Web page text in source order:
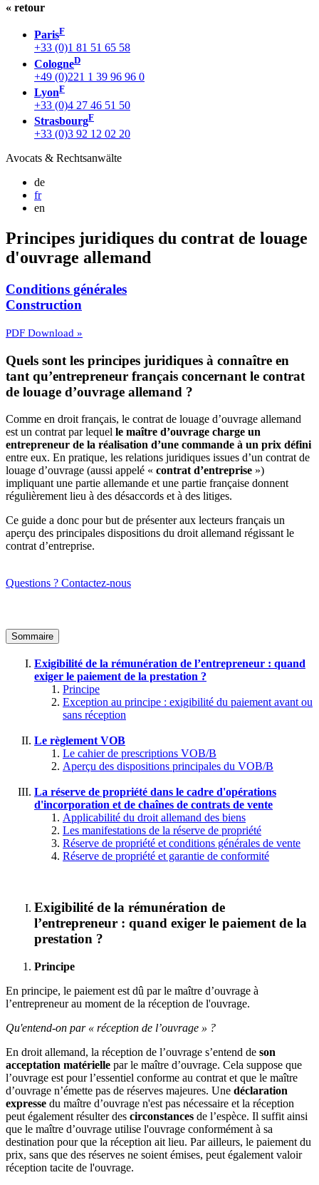
« retour
ParisF
+33 (0)1 81 51 65 58
CologneD
+49 (0)221 1 39 96 96 0
LyonF
+33 (0)4 27 46 51 50
StrasbourgF
+33 (0)3 92 12 02 20
Avocats & Rechtsanwälte
de
fr
en
Principes juridiques du contrat de louage
d'ouvrage allemand
Conditions générales
Construction
PDF Download »
Quels sont les principes juridiques à connaître en
tant qu’entrepreneur français concernant le contrat
de louage d’ouvrage allemand ?
Comme en droit français, le contrat de louage d’ouvrage allemand
est un contrat par lequel le maître d’ouvrage charge un
entrepreneur de la réalisation d’une commande à un prix défini
entre eux. En pratique, les relations juridiques issues d’un contrat de
louage d’ouvrage (aussi appelé « contrat d’entreprise »)
impliquant une partie allemande et une partie française donnent
régulièrement lieu à des désaccords et à des litiges.
Ce guide a donc pour but de présenter aux lecteurs français un
aperçu des principales dispositions du droit allemand régissant le
contrat d’entreprise.
Questions ? Contactez-nous
Sommaire
Exigibilité de la rémunération de l’entrepreneur : quand
exiger le paiement de la prestation ?
Principe
Exception au principe : exigibilité du paiement avant ou
sans réception
Le règlement VOB
Le cahier de prescriptions VOB/B
Aperçu des dispositions principales du VOB/B
La réserve de propriété dans le cadre d'opérations
d'incorporation et de chaînes de contrats de vente
Applicabilité du droit allemand des biens
Les manifestations de la réserve de propriété
Réserve de propriété et conditions générales de vente
Réserve de propriété et garantie de conformité
Exigibilité de la rémunération de
l’entrepreneur : quand exiger le paiement de la
prestation ?
Principe
En principe, le paiement est dû par le maître d’ouvrage à
l’entrepreneur au moment de la réception de l'ouvrage.
Qu'entend-on par « réception de l’ouvrage » ?
En droit allemand, la réception de l’ouvrage s’entend de son
acceptation matérielle par le maître d’ouvrage. Cela suppose que
l’ouvrage est pour l’essentiel conforme au contrat et que le maître
d’ouvrage n’émette pas de réserves majeures. Une déclaration
expresse du maître d’ouvrage n'est pas nécessaire et la réception
peut également résulter des circonstances de l’espèce. Il suffit ainsi
que le maître d’ouvrage utilise l'ouvrage conformément à sa
destination pour que la réception ait lieu. Par ailleurs, le paiement du
prix, sans que des réserves ne soient émises, peut également valoir
réception tacite de l'ouvrage.